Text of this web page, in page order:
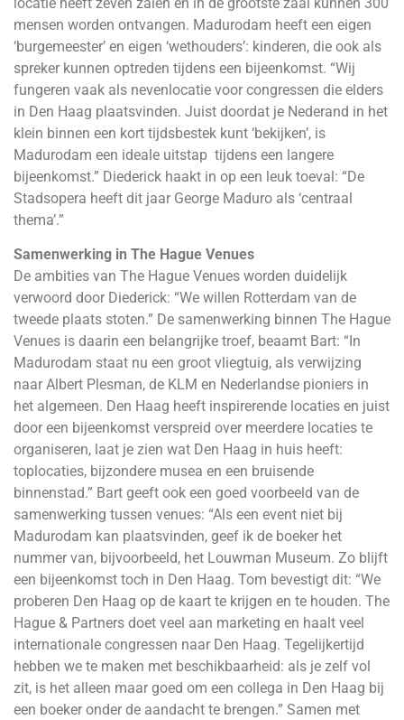
mensen worden ontvangen. Madurodam heeft een eigen
‘burgemeester’ en eigen ‘wethouders’: kinderen, die ook als
spreker kunnen optreden tijdens een bijeenkomst. “Wij
fungeren vaak als nevenlocatie voor congressen die elders
in Den Haag plaatsvinden. Juist doordat je Nederand in het
klein binnen een kort tijdsbestek kunt ‘bekijken’, is
Madurodam een ideale uitstap tijdens een langere
bijeenkomst.” Diederick haakt in op een leuk toeval: “De
Stadsopera heeft dit jaar George Maduro als ‘centraal
thema’.”
Samenwerking in The Hague Venues
De ambities van The Hague Venues worden duidelijk
verwoord door Diederick: “We willen Rotterdam van de
tweede plaats stoten.” De samenwerking binnen The Hague
Venues is daarin een belangrijke troef, beaamt Bart: “In
Madurodam staat nu een groot vliegtuig, als verwijzing
naar Albert Plesman, de KLM en Nederlandse pioniers in
het algemeen. Den Haag heeft inspirerende locaties en juist
door een bijeenkomst verspreid over meerdere locaties te
organiseren, laat je zien wat Den Haag in huis heeft:
toplocaties, bijzondere musea en een bruisende
binnenstad.” Bart geeft ook een goed voorbeeld van de
samenwerking tussen venues: “Als een event niet bij
Madurodam kan plaatsvinden, geef ik de boeker het
nummer van, bijvoorbeeld, het Louwman Museum. Zo blijft
een bijeenkomst toch in Den Haag. Tom bevestigt dit: “We
proberen Den Haag op de kaart te krijgen en te houden. The
Hague & Partners doet veel aan marketing en haalt veel
internationale congressen naar Den Haag. Tegelijkertijd
hebben we te maken met beschikbaarheid: als je zelf vol
zit, is het alleen maar goed om een collega in Den Haag bij
een boeker onder de aandacht te brengen.” Samen met